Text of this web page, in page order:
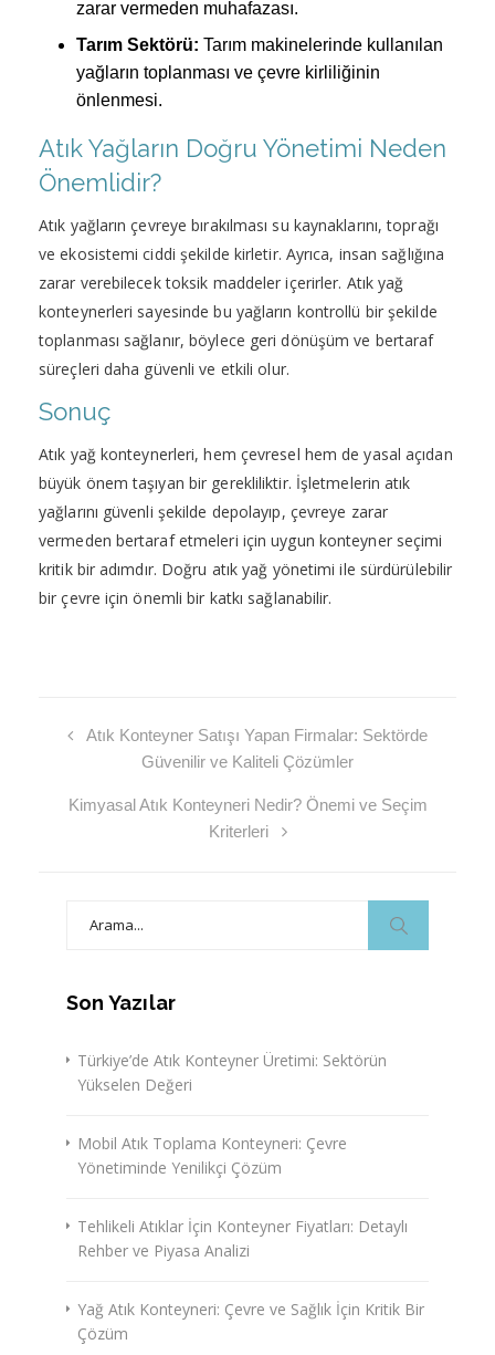
zarar vermeden muhafazası.
Tarım Sektörü: Tarım makinelerinde kullanılan
yağların toplanması ve çevre kirliliğinin
önlenmesi.
Atık Yağların Doğru Yönetimi Neden
Önemlidir?
Atık yağların çevreye bırakılması su kaynaklarını, toprağı
ve ekosistemi ciddi şekilde kirletir. Ayrıca, insan sağlığına
zarar verebilecek toksik maddeler içerirler. Atık yağ
konteynerleri sayesinde bu yağların kontrollü bir şekilde
toplanması sağlanır, böylece geri dönüşüm ve bertaraf
süreçleri daha güvenli ve etkili olur.
Sonuç
Atık yağ konteynerleri, hem çevresel hem de yasal açıdan
büyük önem taşıyan bir gerekliliktir. İşletmelerin atık
yağlarını güvenli şekilde depolayıp, çevreye zarar
vermeden bertaraf etmeleri için uygun konteyner seçimi
kritik bir adımdır. Doğru atık yağ yönetimi ile sürdürülebilir
bir çevre için önemli bir katkı sağlanabilir.
Atık Konteyner Satışı Yapan Firmalar: Sektörde
Güvenilir ve Kaliteli Çözümler
Kimyasal Atık Konteyneri Nedir? Önemi ve Seçim
Kriterleri
Son Yazılar
Türkiye’de Atık Konteyner Üretimi: Sektörün
Yükselen Değeri
Mobil Atık Toplama Konteyneri: Çevre
Yönetiminde Yenilikçi Çözüm
Tehlikeli Atıklar İçin Konteyner Fiyatları: Detaylı
Rehber ve Piyasa Analizi
Yağ Atık Konteyneri: Çevre ve Sağlık İçin Kritik Bir
Çözüm